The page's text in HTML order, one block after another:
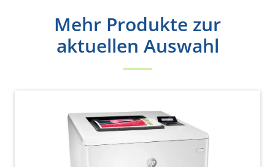
Mehr Produkte zur
aktuellen Auswahl